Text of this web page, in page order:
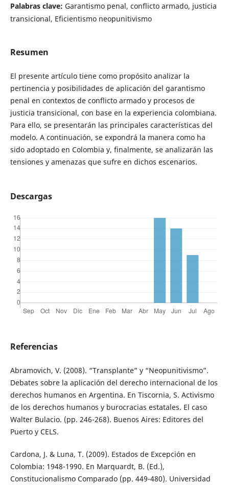
Palabras clave: Garantismo penal, conflicto armado, justicia
transicional, Eficientismo neopunitivismo
Resumen
El presente artículo tiene como propósito analizar la
pertinencia y posibilidades de aplicación del garantismo
penal en contextos de conflicto armado y procesos de
justicia transicional, con base en la experiencia colombiana.
Para ello, se presentarán las principales características del
modelo. A continuación, se expondrá la manera como ha
sido adoptado en Colombia y, finalmente, se analizarán las
tensiones y amenazas que sufre en dichos escenarios.
Descargas
Referencias
Abramovich, V. (2008). “Transplante” y “Neopunitivismo”.
Debates sobre la aplicación del derecho internacional de los
derechos humanos en Argentina. En Tiscornia, S. Activismo
de los derechos humanos y burocracias estatales. El caso
Walter Bulacio. (pp. 246-268). Buenos Aires: Editores del
Puerto y CELS.
Cardona, J. & Luna, T. (2009). Estados de Excepción en
Colombia: 1948-1990. En Marquardt, B. (Ed.),
Constitucionalismo Comparado (pp. 449-480). Universidad